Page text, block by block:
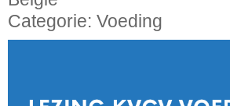
Categorie: Voeding